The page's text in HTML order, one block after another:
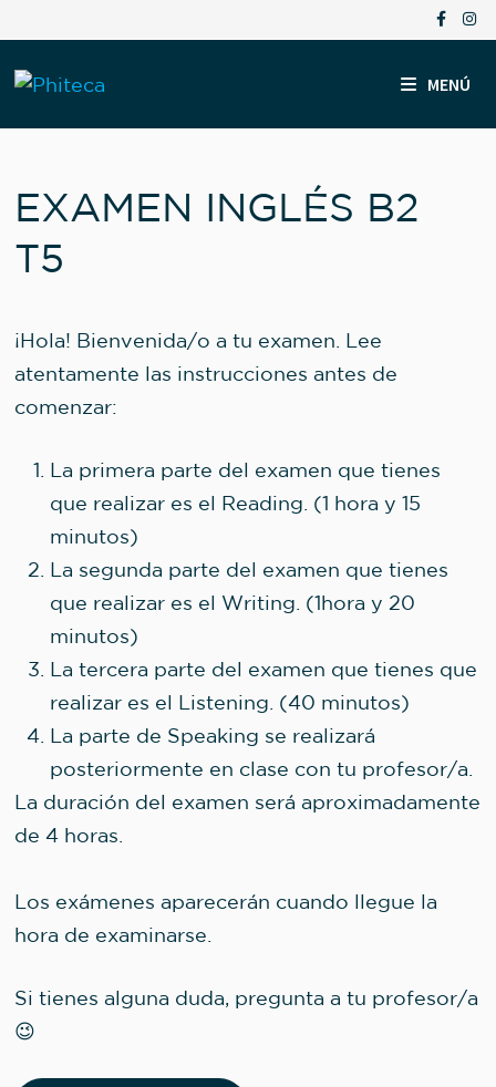
al
contenido
MENÚ
EXAMEN INGLÉS B2
T5
¡Hola! Bienvenida/o a tu examen. Lee
atentamente las instrucciones antes de
comenzar:
La primera parte del examen que tienes
que realizar es el Reading. (1 hora y 15
minutos)
La segunda parte del examen que tienes
que realizar es el Writing. (1hora y 20
minutos)
La tercera parte del examen que tienes que
realizar es el Listening. (40 minutos)
La parte de Speaking se realizará
posteriormente en clase con tu profesor/a.
La duración del examen será aproximadamente
de 4 horas.
Los exámenes aparecerán cuando llegue la
hora de examinarse.
Si tienes alguna duda, pregunta a tu profesor/a
😉